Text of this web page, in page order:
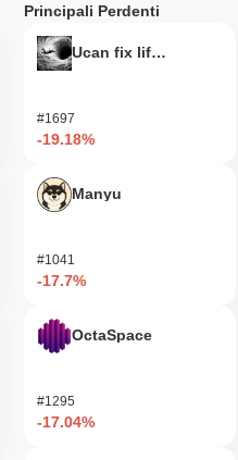
Principali Perdenti
Ucan fix life in1day
#1697
-19.18%
Manyu
#1041
-17.7%
OctaSpace
#1295
-17.04%